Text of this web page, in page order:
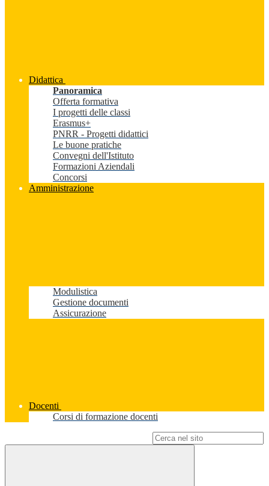
Didattica
Panoramica
Offerta formativa
I progetti delle classi
Erasmus+
PNRR - Progetti didattici
Le buone pratiche
Convegni dell'Istituto
Formazioni Aziendali
Concorsi
Amministrazione
Modulistica
Gestione documenti
Assicurazione
Docenti
Corsi di formazione docenti